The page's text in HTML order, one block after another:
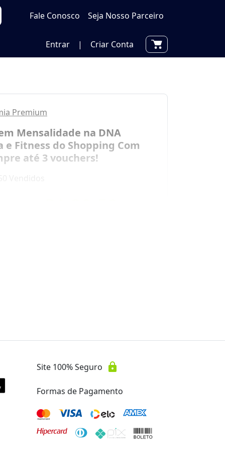
Fale Conosco Seja Nosso Parceiro
Entrar | Criar Conta
Premium
Mensalidade na DNA
e Fitness do Shopping Com
até 3 vouchers!
Site 100% Seguro lock
Formas de Pagamento